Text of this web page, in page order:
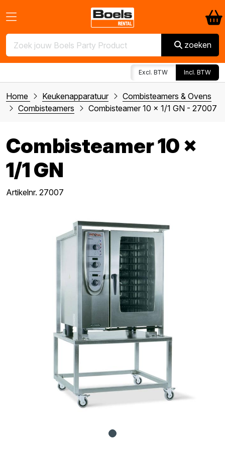
zoeken
Excl. BTW Incl. BTW
Home Keukenapparatuur
Combisteamers & Ovens
Combisteamers
Combisteamer 10 x 1/1 GN - 27007
Combisteamer 10 x
1/1 GN
Artikelnr. 27007